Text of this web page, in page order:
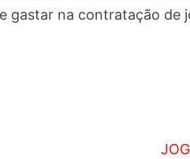
gastar na contratação de